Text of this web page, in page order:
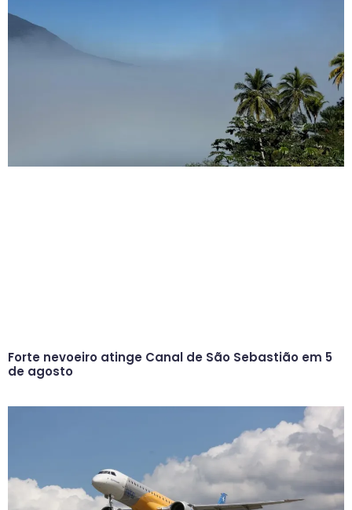
Forte nevoeiro atinge Canal de São Sebastião em 5
de agosto